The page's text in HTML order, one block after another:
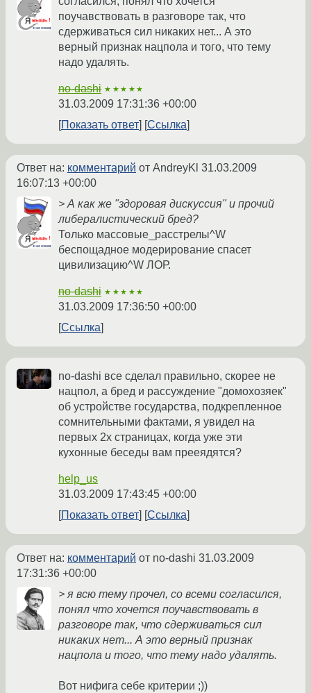
поучавствовать в разговоре так, что
сдерживаться сил никаких нет... А это
верный признак нацпола и того, что тему
надо удалять.
no-dashi ★★★★★
31.03.2009 17:31:36 +00:00
Показать ответ
Ссылка
Ответ на: комментарий от AndreyKl 31.03.2009
16:07:13 +00:00
> А как же "здоровая дискуссия" и прочий
либералистический бред?
Только массовые_расстрелы^W
беспощадное модерирование спасет
цивилизацию^W ЛОР.
no-dashi ★★★★★
31.03.2009 17:36:50 +00:00
Ссылка
no-dashi все сделал правильно, скорее не
нацпол, а бред и рассуждение "домохозяек"
об устройстве государства, подкрепленное
сомнительными фактами, я увидел на
первых 2х страницах, когда уже эти
кухонные беседы вам прееядятся?
help_us
31.03.2009 17:43:45 +00:00
Показать ответ
Ссылка
Ответ на: комментарий от no-dashi 31.03.2009
17:31:36 +00:00
> я всю тему прочел, со всеми согласился,
понял что хочется поучавствовать в
разговоре так, что сдерживаться сил
никаких нет... А это верный признак
нацпола и того, что тему надо удалять.
Вот нифига себе критерии ;))